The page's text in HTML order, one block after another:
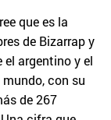
que es la
de Bizarrap y
el argentino y el
con su
de 267